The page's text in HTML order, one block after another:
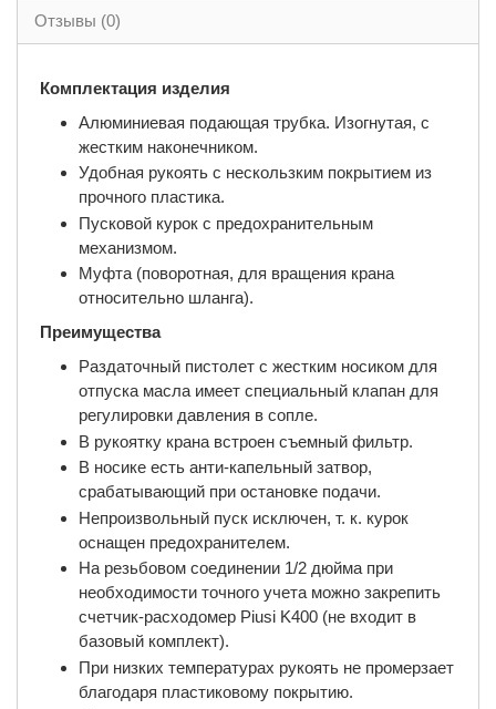
Отзывы (0)
Комплектация изделия
Алюминиевая подающая трубка. Изогнутая, с
жестким наконечником.
Удобная рукоять с нескользким покрытием из
прочного пластика.
Пусковой курок с предохранительным
механизмом.
Муфта (поворотная, для вращения крана
относительно шланга).
Преимущества
Раздаточный пистолет с жестким носиком для
отпуска масла имеет специальный клапан для
регулировки давления в сопле.
В рукоятку крана встроен съемный фильтр.
В носике есть анти-капельный затвор,
срабатывающий при остановке подачи.
Непроизвольный пуск исключен, т. к. курок
оснащен предохранителем.
На резьбовом соединении 1/2 дюйма при
необходимости точного учета можно закрепить
счетчик-расходомер Piusi K400 (не входит в
базовый комплект).
При низких температурах рукоять не промерзает
благодаря пластиковому покрытию.